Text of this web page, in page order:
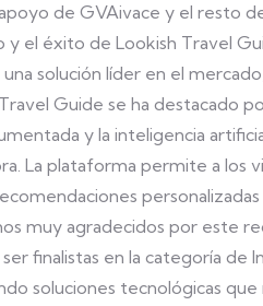
de GVAivace y el resto
y el éxito de Lookish Travel
solución líder en el
Guide se ha destacado
y la inteligencia
La plataforma permite a los
muy agradecidos por este
finalistas en la categoría de
soluciones tecnológicas